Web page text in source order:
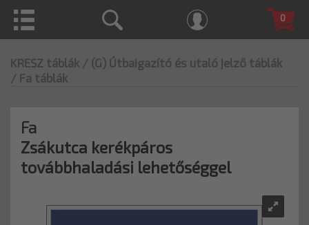
0
KRESZ táblák / (G) Útbaigazító és utaló jelző táblák
/ Fa táblák
Fa
Zsákutca kerékpáros
továbbhaladási lehetőséggel